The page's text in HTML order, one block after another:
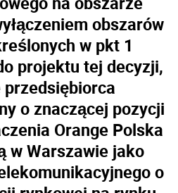
obszarów
w pkt 1
projektu tej decyzji,
o znaczącej pozycji
Orange Polska
w Warszawie jako
o